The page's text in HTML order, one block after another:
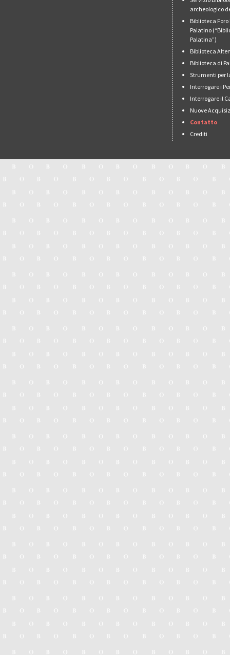
archeologico
Biblioteca
Palatino
Palatina”)
Biblioteca
Biblioteca di
Strumenti per
Interrogare i
Interrogare il
Nuove
Contatto
Crediti